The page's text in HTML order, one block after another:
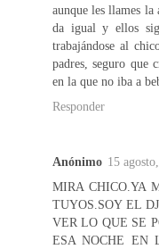
aunque les llames la
da igual y ellos
trabajándose al
padres, seguro que
en la que no iba a
Responder
Anónimo 15
MIRA CHICO.YA
TUYOS.SOY EL
VER LO QUE SE
ESA NOCHE EN